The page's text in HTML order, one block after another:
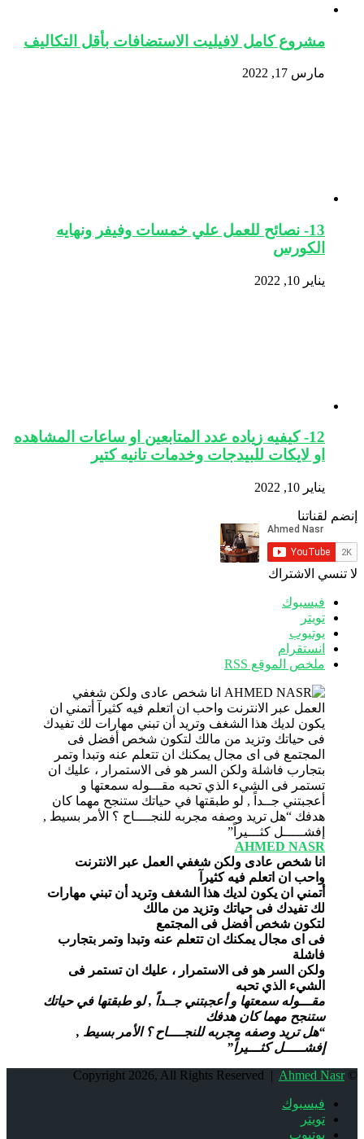
مشروع كامل لافيليت الاستضافات بأقل التكاليف
مارس 17, 2022
13- نصائح للعمل علي خمسات وفيفر ونهايه
الكورس
يناير 10, 2022
12- كيفيه زياده عدد المتابعين او ساعات المشاهده
او لايكات للبيدجات وخدمات تانيه كتير
يناير 10, 2022
إنضم لقناتنا
لا تنسي الاشتراك
فيسبوك
تويتر
يوتيوب
انستقرام
ملخص الموقع RSS
AHMED NASR
انا شخص عادى ولكن شغفي العمل عبر الانترنت
واحب ان اتعلم فيه كثيرآ
أتمني ان يكون لديك هذا الشغف وتريد أن تبني مهارات
لك تفيدك فى حياتك وتزيد من مالك
لتكون شخص أفضل فى المجتمع
فى اى مجال يمكنك ان تتعلم عنه وتبدا وتمر بتجارب
فاشلة
ولكن السر هو فى الاستمرار ، عليك ان تستمر فى
الشيء الذي تحبه
مقـــوله سمعتها و أعجبتني جــداً , لو طبقتها في حياتك
ستنجح مهما كان هدفك
“هل تريد وصفه مجربه للنجــــاح ؟ الأمر بسيط ,
إفشـــــل كثـــيراً”
© Copyright 2026, All Rights Reserved |
Ahmed Nasr
فيسبوك
تويتر
يوتيوب